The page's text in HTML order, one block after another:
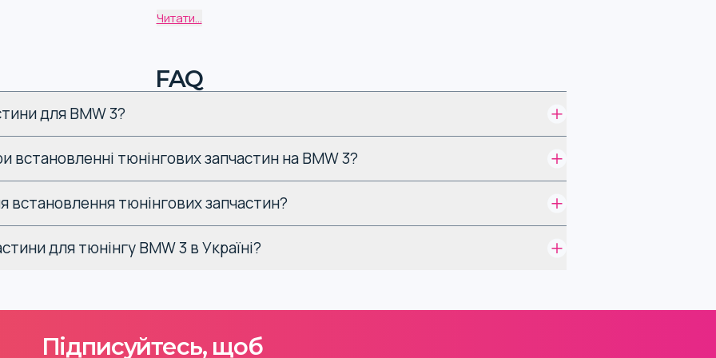
E90, E91, E92
Ф30
кузова, можна вибрати запчастини для купе, седана, кабріолету чи універсала. Авто
Читати...
FAQ
для BMW 3?
встановленні тюнінгових запчастин на BMW 3?
встановлення тюнінгових запчастин?
для тюнінгу BMW 3 в Україні?
Підписуйтесь, щоб